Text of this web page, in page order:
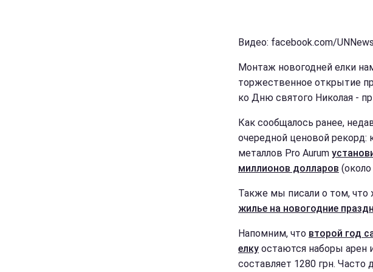
Видео: facebook.com/UNNews
Монтаж новогодней елки
торжественное открытие
ко Дню святого Николая -
Как сообщалось ранее,
очередной ценовой рекорд:
металлов Pro Aurum
миллионов долларов
Также мы писали о том, что
жилье на новогодние
Напомним, что второй год
елку остаются наборы арен
составляет 1280 грн.